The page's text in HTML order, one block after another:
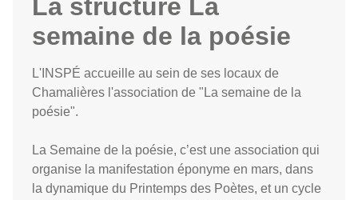
La structure La
semaine de la poésie
L'INSPÉ accueille au sein de ses locaux de
Chamalières l'association de "La semaine de la
poésie".
La Semaine de la poésie, c’est une association qui
organise la manifestation éponyme en mars, dans
la dynamique du Printemps des Poètes, et un cycle